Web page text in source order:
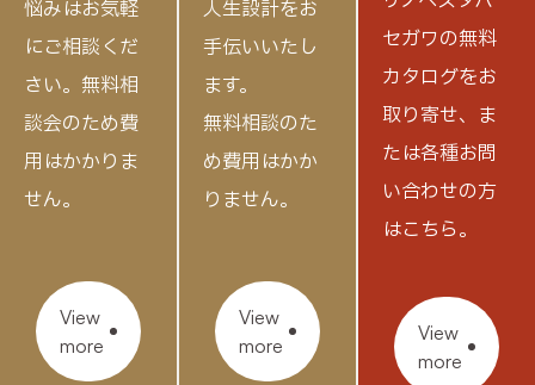
悩みはお気軽
にご相談くだ
さい。 無料相
談会のため費
用はかかりま
せん。
View
more
人生設計をお
手伝いいたし
ます。
無料相談のた
め費用はかか
りません。
View
more
セガワの無料
カタログをお
取り寄せ、 ま
たは各種お問
い合わせの方
はこちら。
View
more